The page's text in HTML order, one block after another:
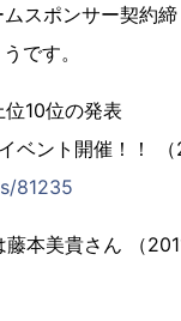
スポンサー契約締
です。
10位の発表
ベント開催！！ （
81235
本美貴さん （